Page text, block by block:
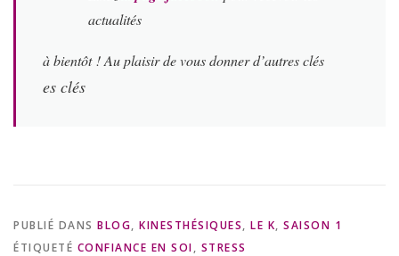
actualités
à bientôt ! Au plaisir de vous donner d’autres clés
es clés
PUBLIÉ DANS BLOG, KINESTHÉSIQUES, LE K, SAISON 1
ÉTIQUETÉ CONFIANCE EN SOI, STRESS